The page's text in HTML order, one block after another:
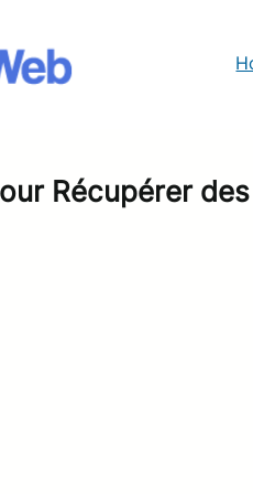
Récupérer